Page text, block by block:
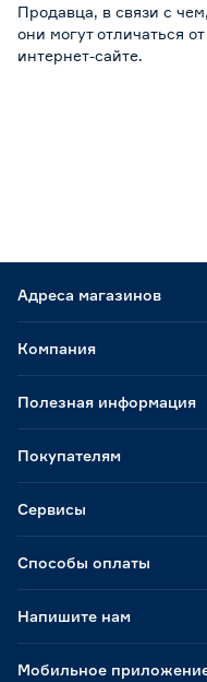
Продавца, в связи с
они могут отличаться
интернет-сайте.
Адреса магазинов
Способы оплаты
Мобильное
Компания
Полезная информация
Покупателям
Сервисы
Напишите нам